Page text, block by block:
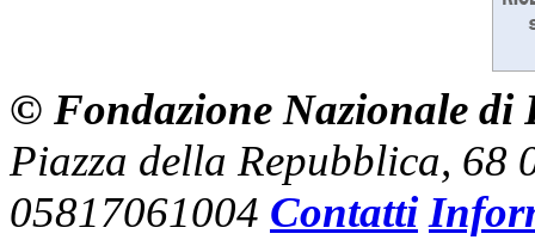
© Fondazione Nazionale di
Piazza della Repubblica, 68
05817061004 Contatti